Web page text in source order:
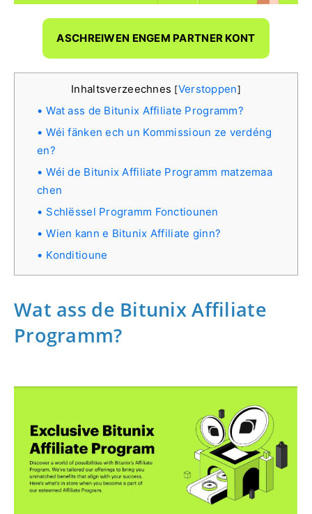
ASCHREIWEN ENGEM PARTNER KONT
Inhaltsverzeechnes [Verstoppen]
Wat ass de Bitunix Affiliate Programm?
Wéi fänken ech un Kommissioun ze verdéng
en?
Wéi de Bitunix Affiliate Programm matzemaa
chen
Schlëssel Programm Fonctiounen
Wien kann e Bitunix Affiliate ginn?
Konditioune
Wat ass de Bitunix Affiliate
Programm?